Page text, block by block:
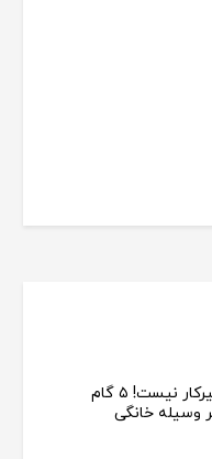
دیگر نیازی به تعمیرکار نیست! ۵ گام
وسیله خانگی